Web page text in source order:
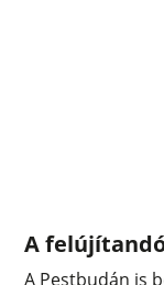
A
A Pestbudán is